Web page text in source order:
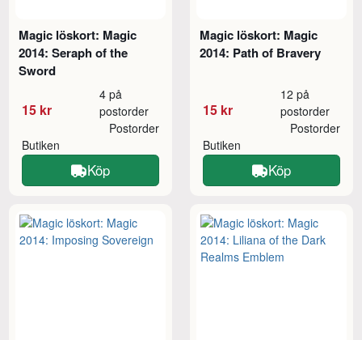
Magic löskort: Magic
2014: Seraph of the
Sword
15 kr
4 på
postorder
Butiken
Postorder
Köp
Magic löskort: Magic
2014: Path of Bravery
15 kr
12 på
postorder
Butiken
Postorder
Köp